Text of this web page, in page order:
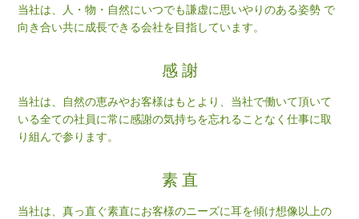
当社は、人・物・自然にいつでも謙虚に思いやりのある姿勢 で
向き合い共に成長できる会社を目指しています。
感 謝
当社は、自然の恵みやお客様はもとより、当社で働いて頂いて
いる全ての社員に常に感謝の気持ちを忘れることなく仕事に取
り組んで参ります。
素 直
当社は、真っ直ぐ素直にお客様のニーズに耳を傾け想像以上の